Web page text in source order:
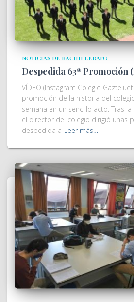
NOTICIAS DE BACHILLERATO
Despedida 63ª Promoción
VÍDEO (Instagram Colegio
promoción de la historia del
semana en un sencillo acto. Tras
el director del colegio dirigió unas
despedida a Leer más…